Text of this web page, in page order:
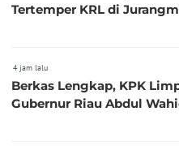
Tertemper KRL di
4 jam lalu
Berkas Lengkap, KPK
Gubernur Riau Abdul